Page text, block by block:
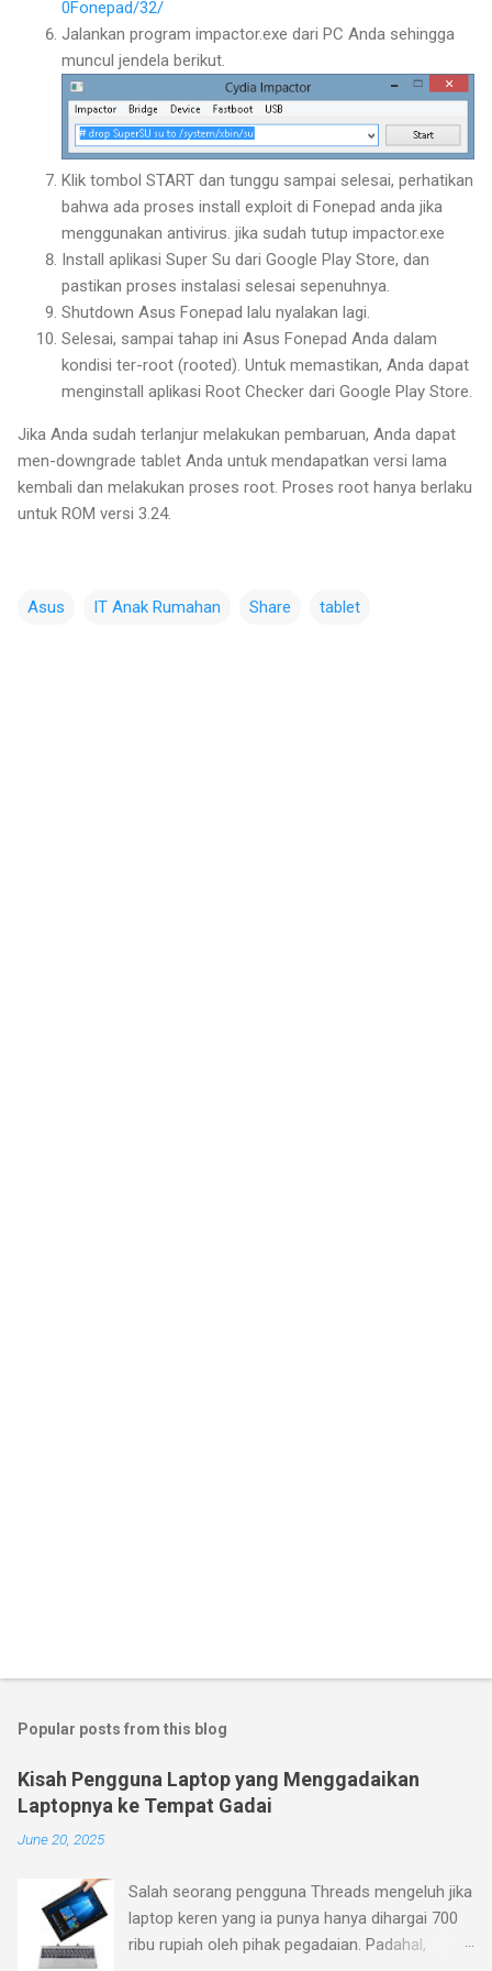
0Fonepad/32/
Jalankan program impactor.exe dari PC Anda sehingga
muncul jendela berikut.
Klik tombol START dan tunggu sampai selesai, perhatikan
bahwa ada proses install exploit di Fonepad anda jika
menggunakan antivirus. jika sudah tutup impactor.exe
Install aplikasi Super Su dari Google Play Store, dan
pastikan proses instalasi selesai sepenuhnya.
Shutdown Asus Fonepad lalu nyalakan lagi.
Selesai, sampai tahap ini Asus Fonepad Anda dalam
kondisi ter-root (rooted). Untuk memastikan, Anda dapat
menginstall aplikasi Root Checker dari Google Play Store.
Jika Anda sudah terlanjur melakukan pembaruan, Anda dapat
men-downgrade tablet Anda untuk mendapatkan versi lama
kembali dan melakukan proses root. Proses root hanya berlaku
untuk ROM versi 3.24.
Asus IT Anak Rumahan Share tablet
Popular posts from this blog
Kisah Pengguna Laptop yang Menggadaikan
Laptopnya ke Tempat Gadai
June 20, 2025
Salah seorang pengguna Threads mengeluh jika
laptop keren yang ia punya hanya dihargai 700
ribu rupiah oleh pihak pegadaian. Padahal,